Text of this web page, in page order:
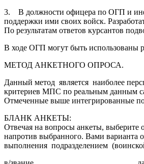
3. В должности офицера по ОГП и
поддержки ими своих войск.
По результатам ответов курсантов
В ходе ОГП могут быть использованы
МЕТОД АНКЕТНОГО ОПРОСА.
Данный метод является наиболее
критериев МПС по реальным данным
Отмеченные выше интегрированные
БЛАНК АНКЕТЫ:
Отвечая на вопросы анкеты,
напротив выбранного. Вами варианта
выполнения подразделением